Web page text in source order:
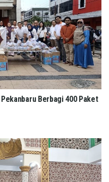
Berbagi 400 Paket